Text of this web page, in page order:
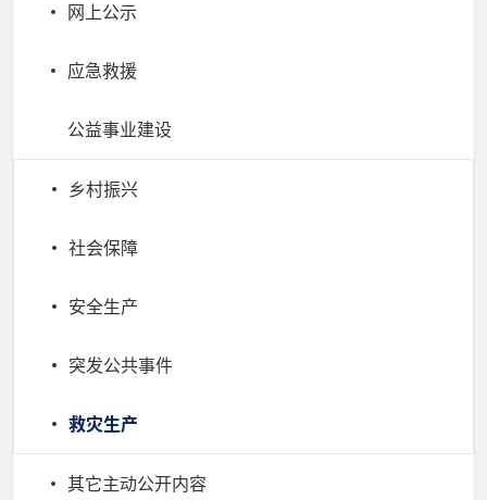
网上公示
应急救援
公益事业建设
乡村振兴
社会保障
安全生产
突发公共事件
救灾生产
其它主动公开内容